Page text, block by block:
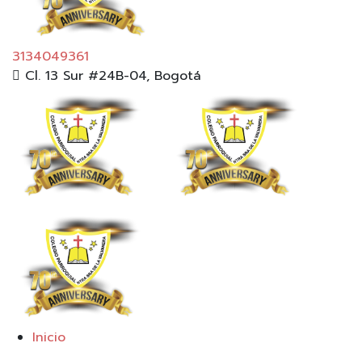
3134049361
Cl. 13 Sur #24B-04, Bogotá
Inicio